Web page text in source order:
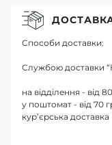
Способи доставки:
Службою доставки
на відділення - від
у поштомат - від 70
кур’єрська доставка